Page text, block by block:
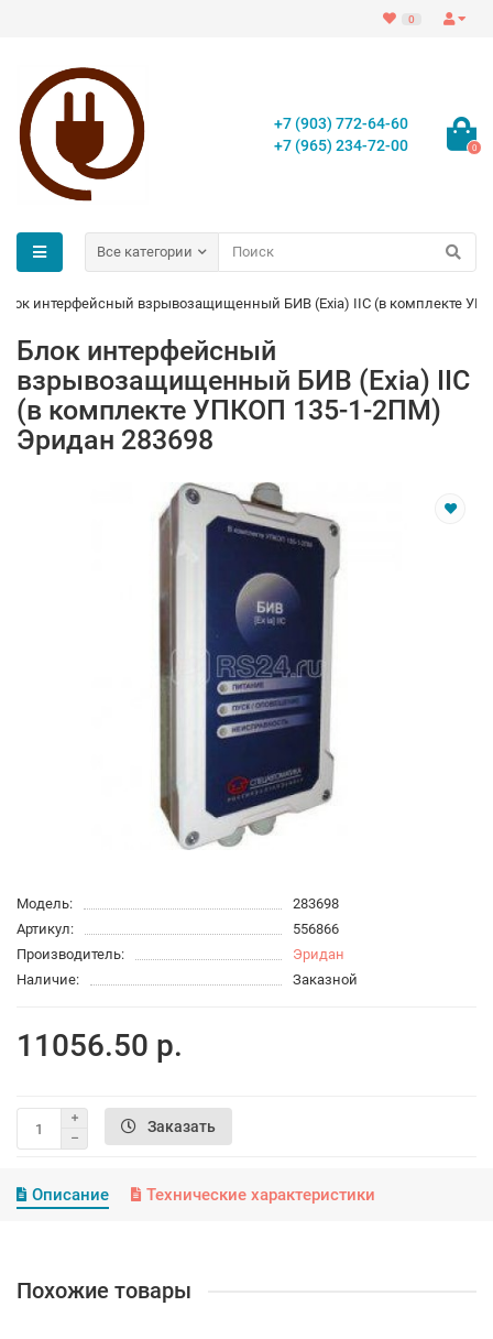
0
+7 (903) 772-64-60
+7 (965) 234-72-00
0
Все категории
интерфейсный взрывозащищенный БИВ (Exia) IIC (в комплекте
Блок интерфейсный
взрывозащищенный БИВ (Exia) IIC
(в комплекте УПКОП 135-1-2ПМ)
Эридан 283698
Модель:
283698
Артикул:
556866
Производитель:
Эридан
Наличие:
Заказной
11056.50 р.
Заказать
Описание Технические характеристики
Похожие товары